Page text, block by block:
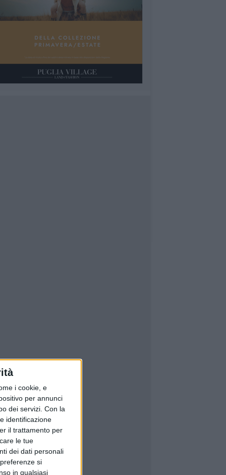
i cookie, e
per annunci
dei servizi. Con la
identificazione
il trattamento per
le tue
dei dati personali
si
in qualsiasi